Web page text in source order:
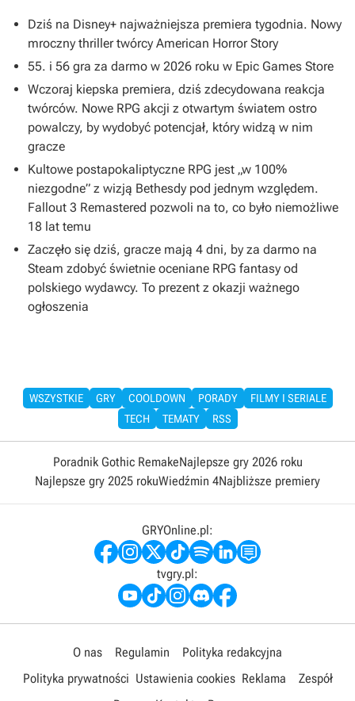
Dziś na Disney+ najważniejsza premiera tygodnia. Nowy
mroczny thriller twórcy American Horror Story
55. i 56 gra za darmo w 2026 roku w Epic Games Store
Wczoraj kiepska premiera, dziś zdecydowana reakcja
twórców. Nowe RPG akcji z otwartym światem ostro
powalczy, by wydobyć potencjał, który widzą w nim
gracze
Kultowe postapokaliptyczne RPG jest „w 100%
niezgodne” z wizją Bethesdy pod jednym względem.
Fallout 3 Remastered pozwoli na to, co było niemożliwe
18 lat temu
Zaczęło się dziś, gracze mają 4 dni, by za darmo na
Steam zdobyć świetnie oceniane RPG fantasy od
polskiego wydawcy. To prezent z okazji ważnego
ogłoszenia
WSZYSTKIE GRY COOLDOWN PORADY
FILMY I SERIALE
TECH
TEMATY RSS
Poradnik Gothic RemakeNajlepsze gry 2026 roku
Najlepsze gry 2025 rokuWiedźmin 4Najbliższe premiery
GRYOnline.pl:
tvgry.pl:
O nas Regulamin
Polityka redakcyjna
Polityka prywatności Ustawienia cookies Reklama
Zespół